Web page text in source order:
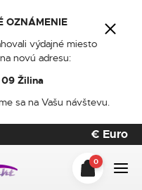
OZNÁMENIE
výdajné miesto
novú adresu:
09 Žilina
sa na Vašu návštevu.
€ Euro
0